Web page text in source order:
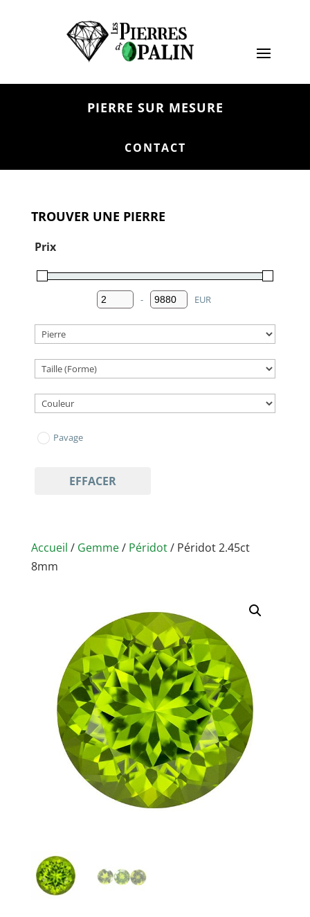
PIERRE SUR MESURE
CONTACT
Accueil / Gemme/ Péridot/ Péridot 2.45ct
8mm
TROUVER UNE PIERRE
Prix
Minimum Price
-
Maximum Price
EUR
Pavage
EFFACER